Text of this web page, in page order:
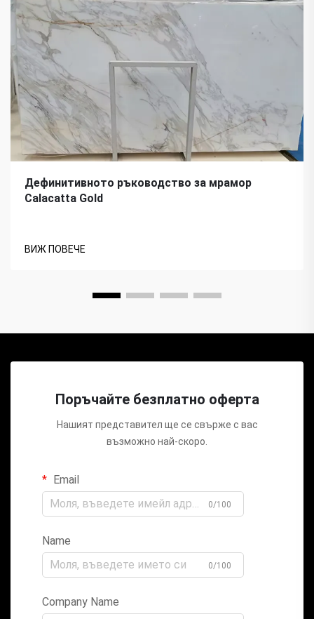
Дефинитивното ръководство за мрамор
Calacatta Gold
ВИЖ ПОВЕЧЕ
Поръчайте безплатно оферта
Нашият представител ще се свърже с вас
възможно най-скоро.
Email
0/100
Name
0/100
Company Name